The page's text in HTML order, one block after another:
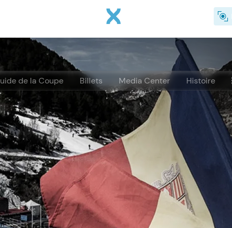
Aller au contenu principal
de la Coupe Billets Media Center Histoire